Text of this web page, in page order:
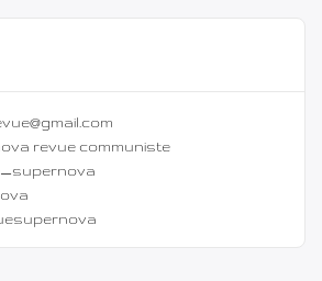
revue communiste